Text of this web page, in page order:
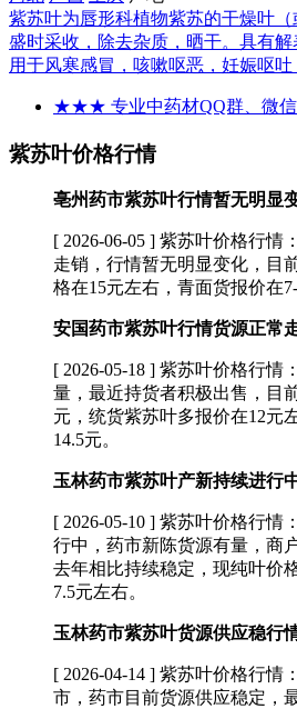
紫苏叶为唇形科植物紫苏的干燥叶
盛时采收，除去杂质，晒干。具有解
用于风寒感冒，咳嗽呕恶，妊娠呕吐
★★★ 专业中药材QQ群、微
紫苏叶价格行情
亳州药市紫苏叶行情暂无明显
[ 2026-06-05 ] 紫苏叶价格行情
走销，行情暂无明显变化，目
格在15元左右，青面货报价在7-
安国药市紫苏叶行情货源正常
[ 2026-05-18 ] 紫苏叶价格行情
量，最近持货者积极出售，目
元，统货紫苏叶多报价在12元
14.5元。
玉林药市紫苏叶产新持续进行
[ 2026-05-10 ] 紫苏叶价格行情
行中，药市新陈货源有量，商
去年相比持续稳定，现纯叶价
7.5元左右。
玉林药市紫苏叶货源供应稳行
[ 2026-04-14 ] 紫苏叶价格行情
市，药市目前货源供应稳定，